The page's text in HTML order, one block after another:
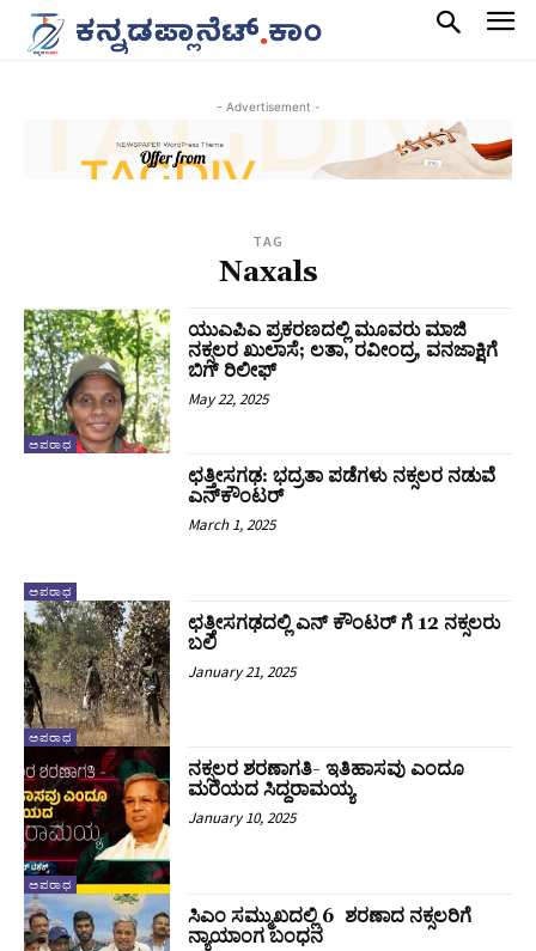
- Advertisement -
TAG
Naxals
ಅಪರಾಧ
ಯುಎಪಿಎ ಪ್ರಕರಣದಲ್ಲಿ ಮೂವರು ಮಾಜಿ
ನಕ್ಸಲರ ಖುಲಾಸೆ; ಲತಾ, ರವೀಂದ್ರ, ವನಜಾಕ್ಷಿಗೆ
ಬಿಗ್‌ ರಿಲೀಫ್‌
May 22, 2025
ಅಪರಾಧ
ಛತ್ತೀಸಗಢ: ಭದ್ರತಾ ಪಡೆಗಳು ನಕ್ಸಲರ ನಡುವೆ
ಎನ್‌ಕೌಂಟರ್
March 1, 2025
ಅಪರಾಧ
ಛತ್ತೀಸಗಢದಲ್ಲಿ ಎನ್‌ ಕೌಂಟರ್‌ ಗೆ 12 ನಕ್ಸಲರು
ಬಲಿ
January 21, 2025
ಅಪರಾಧ
ನಕ್ಸಲರ ಶರಣಾಗತಿ- ಇತಿಹಾಸವು ಎಂದೂ
ಮರೆಯದ ಸಿದ್ದರಾಮಯ್ಯ
January 10, 2025
ಸಿಎಂ ಸಮ್ಮುಖದಲ್ಲಿ 6 ಶರಣಾದ ನಕ್ಸಲರಿಗೆ
ನ್ಯಾಯಾಂಗ ಬಂಧನ